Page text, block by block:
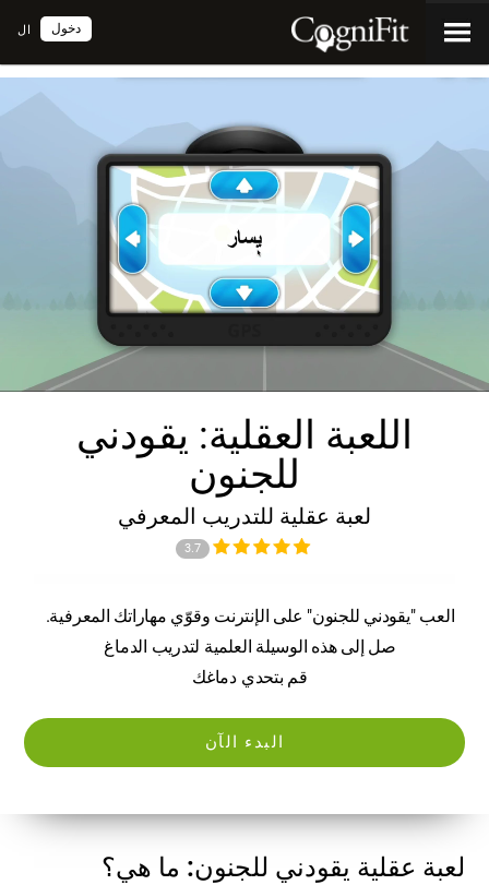
ال دخول
اللعبة العقلية: يقودني
للجنون
لعبة عقلية للتدريب المعرفي
3.7
العب "يقودني للجنون" على الإنترنت وقوّي مهاراتك المعرفية.
صل إلى هذه الوسيلة العلمية لتدريب الدماغ
قم بتحدي دماغك
البدء الآن
لعبة عقلية يقودني للجنون: ما هي؟